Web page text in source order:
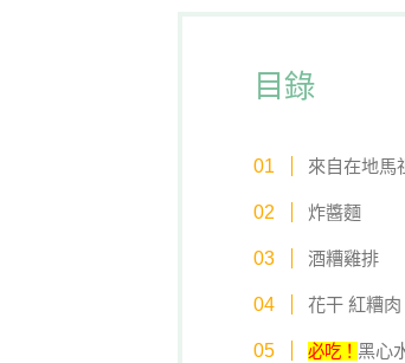
目錄
來自在地馬
炸醬麵
酒糟雞排
花干 紅糟肉
必吃！ 黑心